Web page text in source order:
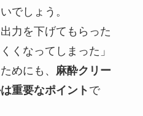
でしょう。
力を下げてもらった
くなってしまった」
めにも、 麻酔クリー
重要なポイントで